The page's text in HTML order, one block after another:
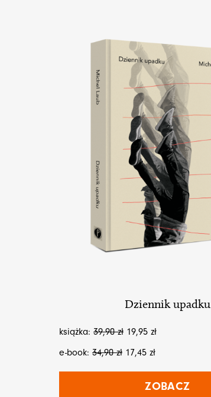
Dziennik upadku
książka: 39,90zł 19,95 zł
e-book: 34,90zł 17,45 zł
ZOBACZ